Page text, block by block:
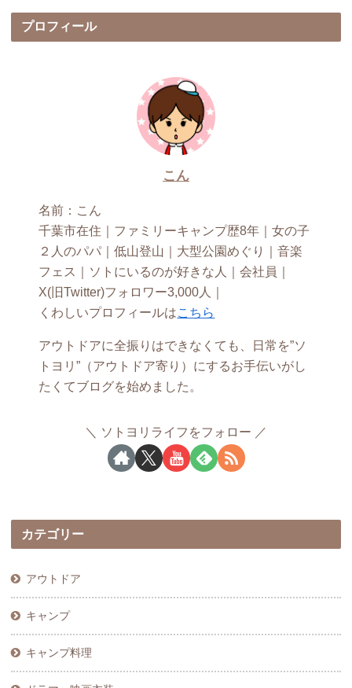
プロフィール
こん
名前：こん
千葉市在住｜ファミリーキャンプ歴8年｜女の子
２人のパパ｜低山登山｜大型公園めぐり｜音楽
フェス｜ソトにいるのが好きな人｜会社員｜
X(旧Twitter)フォロワー3,000人｜
くわしいプロフィールはこちら
アウトドアに全振りはできなくても、日常を”ソ
トヨリ”（アウトドア寄り）にするお手伝いがし
たくてブログを始めました。
ソトヨリライフをフォロー
カテゴリー
アウトドア
キャンプ
キャンプ料理